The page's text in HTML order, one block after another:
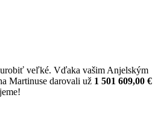
veľké. Vďaka vašim Anjelským
Martinuse darovali už 1 501 609,00 €